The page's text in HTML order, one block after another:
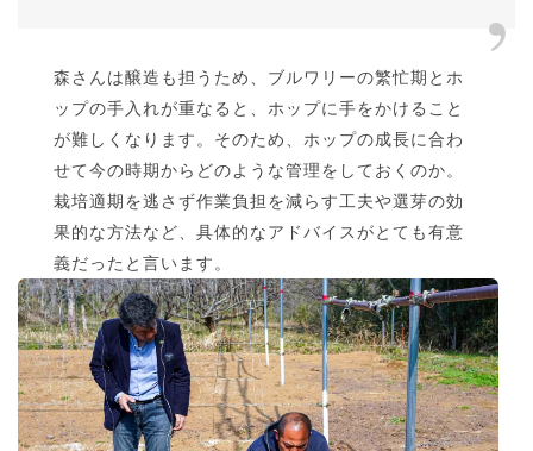
森さんは醸造も担うため、ブルワリーの繁忙期とホ
ップの手入れが重なると、ホップに手をかけること
が難しくなります。そのため、ホップの成長に合わ
せて今の時期からどのような管理をしておくのか。
栽培適期を逃さず作業負担を減らす工夫や選芽の効
果的な方法など、具体的なアドバイスがとても有意
義だったと言います。